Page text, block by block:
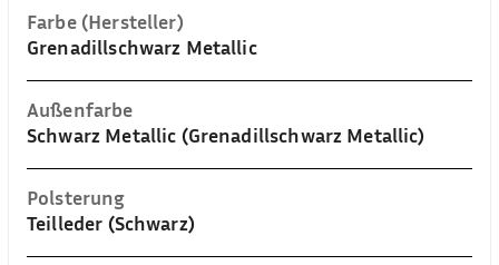
Farbe (Hersteller)
Grenadillschwarz Metallic
Außenfarbe
Schwarz Metallic (Grenadillschwarz Metallic)
Polsterung
Teilleder (Schwarz)